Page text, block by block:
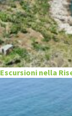
Escursioni nella